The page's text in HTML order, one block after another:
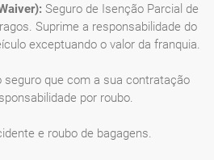
Seguro de Isenção Parcial de
Suprime a responsabilidade do
exceptuando o valor da franquia.
seguro que com a sua contratação
por roubo.
e roubo de bagagens.